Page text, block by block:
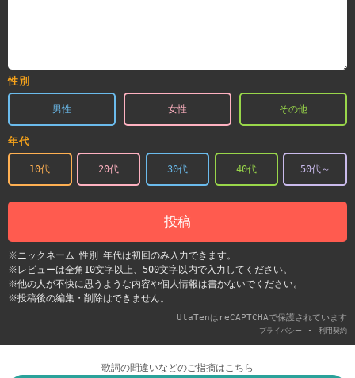
性別
男性 女性 その他
年代
10代 20代 30代 40代 50代～
投稿
※ニックネーム･性別･年代は初回のみ入力できます。
※レビューは全角10文字以上、500文字以内で入力してください。
※他の人が不快に思うような内容や個人情報は書かないでください。
※投稿後の編集・削除はできません。
UtaTenはreCAPTCHAで保護されています
プライバシー - 利用契約
歌詞の間違いなどのご指摘はこちら